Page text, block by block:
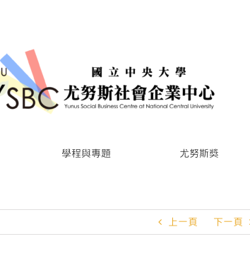
學程與專題 尤努斯獎
上一頁 下一頁